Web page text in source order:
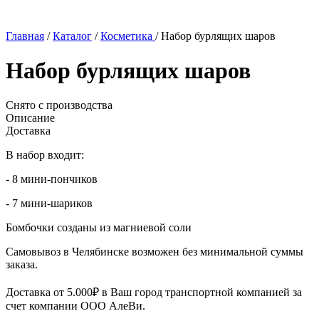
Главная /Каталог /Косметика /Набор бурлящих шаров
Набор бурлящих шаров
Снято с производства
Описание
Доставка
В набор входит:
- 8 мини-пончиков
- 7 мини-шариков
Бомбочки созданы из магниевой соли
Самовывоз в Челябинске возможен без минимальной суммы
заказа.
Доставка от 5.000₽ в Ваш город транспортной компанией за
счет компании ООО АлеВи.